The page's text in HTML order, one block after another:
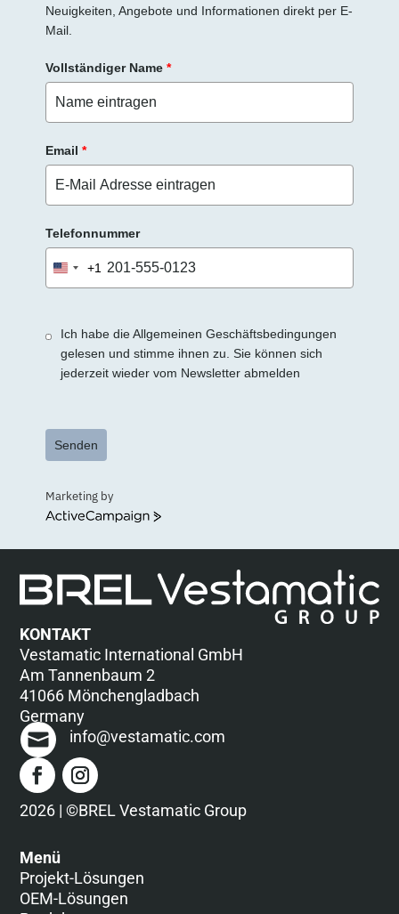
Neuigkeiten, Angebote und Informationen direkt per E-
Mail.
Vollständiger Name *
Email *
Telefonnummer
United
States
+1
Ich habe die Allgemeinen Geschäftsbedingungen
gelesen und stimme ihnen zu. Sie können sich
jederzeit wieder vom Newsletter abmelden
Senden
Marketing by
ActiveCampaign
KONTAKT
Vestamatic International GmbH
Am Tannenbaum 2
41066 Mönchengladbach
Germany
info@vestamatic.com
2026 | ©BREL Vestamatic Group
Menü
Projekt-Lösungen
OEM-Lösungen